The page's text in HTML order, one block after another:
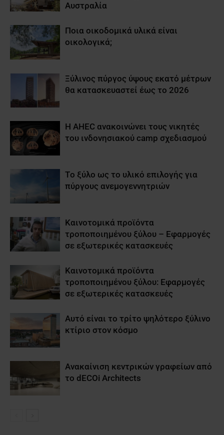
Αυστραλία
Ποια οικοδομικά υλικά είναι
οικολογικά;
Ξύλινος πύργος ύψους εκατό μέτρων
θα κατασκευαστεί έως το 2026
Η AHEC ανακοινώνει τους νικητές
του ινδονησιακού camp σχεδιασμού
Tο ξύλο ως το υλικό επιλογής για
πύργους ανεμογεννητριών
Καινοτομικά προϊόντα
τροποποιημένου ξύλου – Εφαρμογές
σε εξωτερικές κατασκευές
Καινοτομικά προϊόντα
τροποποιημένου ξύλου: Εφαρμογές
σε εξωτερικές κατασκευές
Αυτό είναι το τρίτο ψηλότερο ξύλινο
κτίριο στον κόσμο
Ανακαίνιση κεντρικών γραφείων από
το dECOi Architects